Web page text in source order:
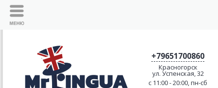
+79651700860
Красногорск
ул. Успенская, 32
c 11:00 - 20:00, пн-сб